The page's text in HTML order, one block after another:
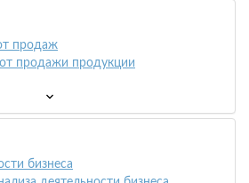
продаж
продажи продукции
бизнеса